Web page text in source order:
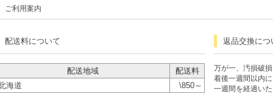
ご利用案内
配送料について
配送地域
配送料
海道
\850～
返品交換につ
万が一、汚損破
着後一週間以内
一週間を経過い